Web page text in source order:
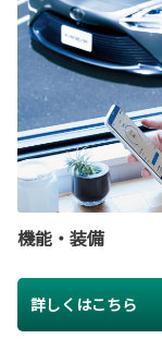
機能・装備
詳しくはこちら